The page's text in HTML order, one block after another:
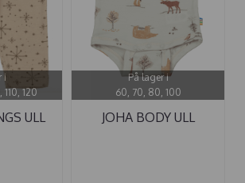
i
120
ULL
På lager i
60, 70, 80, 100
JOHA BODY ULL